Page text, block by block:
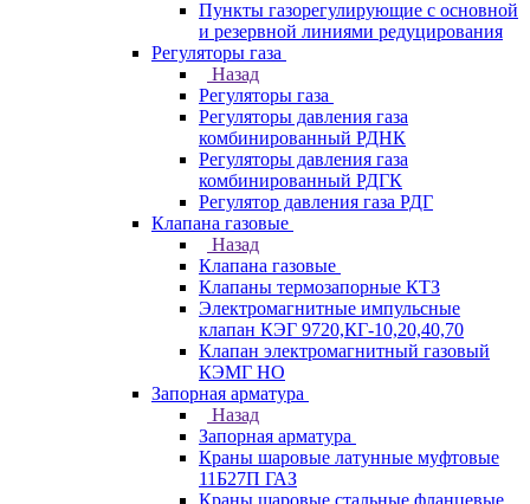
Пункты газорегулирующие с основной
и резервной линиями редуцирования
Регуляторы газа
Назад
Регуляторы газа
Регуляторы давления газа
комбинированный РДНК
Регуляторы давления газа
комбинированный РДГК
Регулятор давления газа РДГ
Клапана газовые
Назад
Клапана газовые
Клапаны термозапорные КТЗ
Электромагнитные импульсные
клапан КЭГ 9720,КГ-10,20,40,70
Клапан электромагнитный газовый
КЭМГ НО
Запорная арматура
Назад
Запорная арматура
Краны шаровые латунные муфтовые
11Б27П ГАЗ
Краны шаровые стальные фланцевые